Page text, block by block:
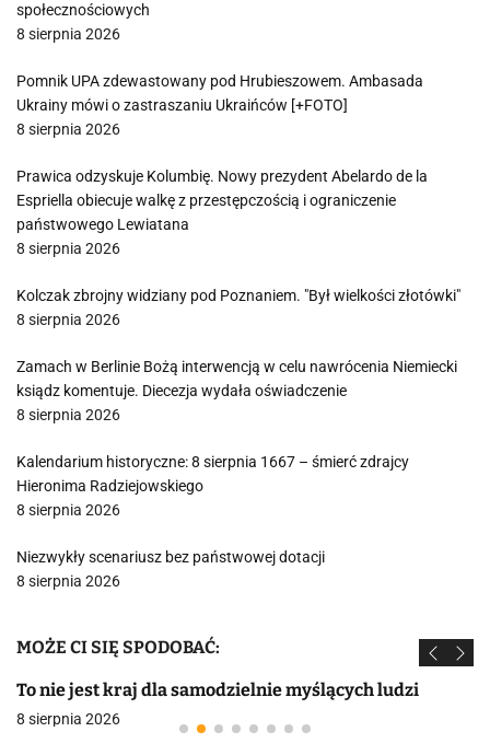
społecznościowych
8 sierpnia 2026
Pomnik UPA zdewastowany pod Hrubieszowem. Ambasada
Ukrainy mówi o zastraszaniu Ukraińców [+FOTO]
8 sierpnia 2026
Prawica odzyskuje Kolumbię. Nowy prezydent Abelardo de la
Espriella obiecuje walkę z przestępczością i ograniczenie
państwowego Lewiatana
8 sierpnia 2026
Kolczak zbrojny widziany pod Poznaniem. "Był wielkości złotówki"
8 sierpnia 2026
Zamach w Berlinie Bożą interwencją w celu nawrócenia Niemiecki
ksiądz komentuje. Diecezja wydała oświadczenie
8 sierpnia 2026
Kalendarium historyczne: 8 sierpnia 1667 – śmierć zdrajcy
Hieronima Radziejowskiego
8 sierpnia 2026
Niezwykły scenariusz bez państwowej dotacji
8 sierpnia 2026
MOŻE CI SIĘ SPODOBAĆ:
To nie jest kraj dla samodzielnie myślących ludzi
8 sierpnia 2026